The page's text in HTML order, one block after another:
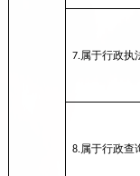
7.属于行政执
8.属于行政查